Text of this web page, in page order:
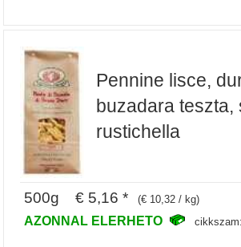
Pennine lisce,
buzadara teszta,
rustichella
500g € 5,16 * (€ 10,32 / kg)
AZONNAL ELERHETO